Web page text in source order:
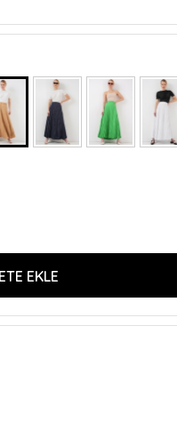
EKLE